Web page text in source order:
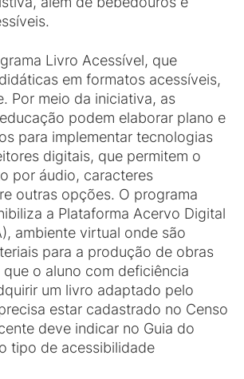
Livro Acessível, que
em formatos acessíveis,
Por meio da iniciativa, as
podem elaborar plano e
para implementar tecnologias
digitais, que permitem o
por áudio, caracteres
outras opções. O programa
a Plataforma Acervo Digital
ambiente virtual onde são
para a produção de obras
que o aluno com deficiência
um livro adaptado pelo
estar cadastrado no Censo
deve indicar no Guia do
tipo de acessibilidade